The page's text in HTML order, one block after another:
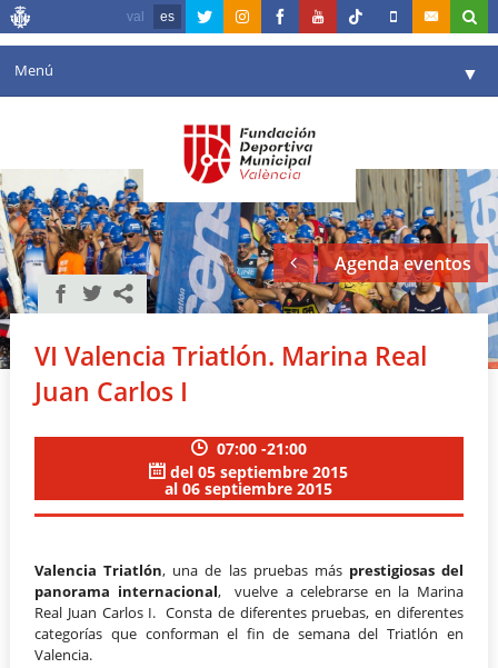
val es
Menú ▼
Agenda
Instalaciones ▼
Comunicación ▼
Valencia en deporte
Portal de Transparencia
Agenda eventos
VI Valencia Triatlón. Marina Real
Juan Carlos I
07:00 -21:00
del 05 septiembre 2015
al 06 septiembre 2015
Valencia Triatlón, una de las pruebas más prestigiosas del
panorama internacional, vuelve a celebrarse en la Marina
Real Juan Carlos I. Consta de diferentes pruebas, en diferentes
categorías que conforman el fin de semana del Triatlón en
Valencia.